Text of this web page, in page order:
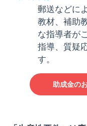
郵送などに
教材、補助
な指導者が
指導、質疑
す。
助成金の